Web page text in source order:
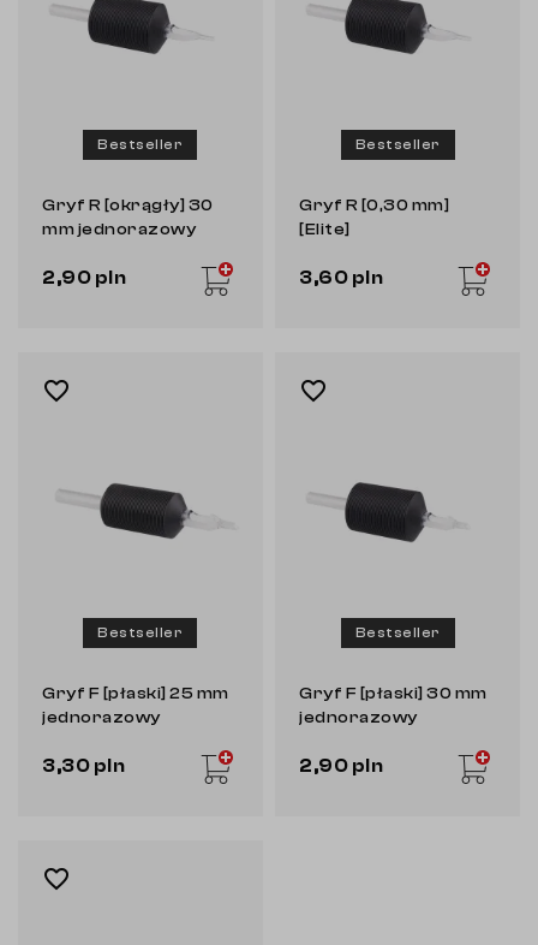
Bestseller
Gryf R [okrągły] 30
mm jednorazowy
2,90 pln
Bestseller
Gryf R [0,30 mm]
[Elite]
3,60 pln
Bestseller
favorite_border
Gryf F [płaski] 25 mm
jednorazowy
3,30 pln
Bestseller
favorite_border
Gryf F [płaski] 30 mm
jednorazowy
2,90 pln
favorite_border